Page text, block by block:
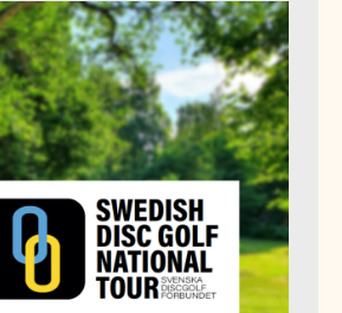
är
discgolfskaraborg.se